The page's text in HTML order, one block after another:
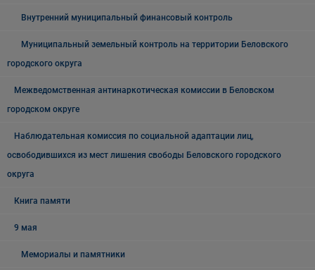
Внутренний муниципальный финансовый контроль
Муниципальный земельный контроль на территории Беловского
городского округа
Межведомственная антинаркотическая комиссии в Беловском
городском округе
Наблюдательная комиссия по социальной адаптации лиц,
освободившихся из мест лишения свободы Беловского городского
округа
Книга памяти
9 мая
Мемориалы и памятники